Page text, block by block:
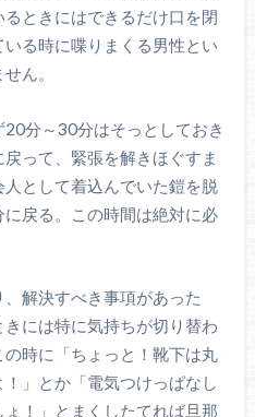
ときにはできるだけ口を閉
る時に喋りまくる男性とい
ん。
分～30分はそっとしておき
って、緊張を解きほぐすま
として着込んでいた鎧を脱
戻る。この時間は絶対に必
解決すべき事項があった
には特に気持ちが切り替わ
時に「ちょっと！靴下は丸
」とか「電気つけっぱなし
！」とまくしたてれば旦那